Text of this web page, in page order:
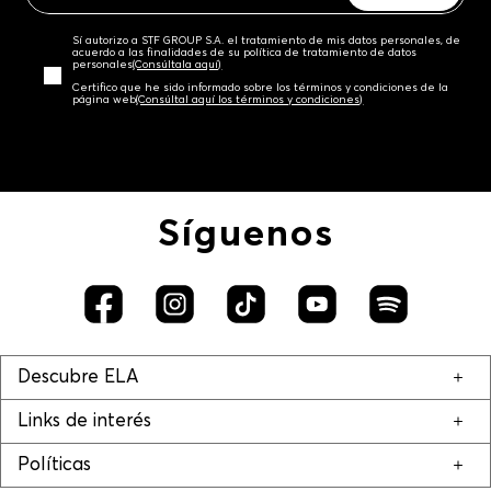
Sí autorizo a STF GROUP S.A. el tratamiento de mis datos personales, de
acuerdo a las finalidades de su política de tratamiento de datos
personales‎(Consúltala aquí)
Certifico que he sido informado sobre los términos y condiciones de la
página web‎(Consúltal aquí los términos y condiciones)
Síguenos
Descubre ELA
Links de interés
Políticas